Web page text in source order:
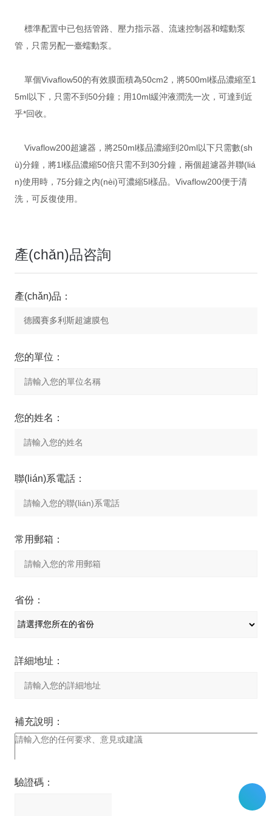
標準配置中已包括管路、壓力指示器、流速控制器和蠕動泵
管，只需另配一臺蠕動泵。
單個Vivaflow50的有效膜面積為50cm2，將500ml樣品濃縮至1
5ml以下，只需不到50分鐘；用10ml緩沖液潤洗一次，可達到近
乎*回收。
Vivaflow200超濾器，將250ml樣品濃縮到20ml以下只需數(sh
ù)分鐘，將1l樣品濃縮50倍只需不到30分鐘，兩個超濾器并聯(liá
n)使用時，75分鐘之內(nèi)可濃縮5l樣品。Vivaflow200便于清
洗，可反復使用。
產(chǎn)品咨詢
產(chǎn)品：
您的單位：
您的姓名：
聯(lián)系電話：
常用郵箱：
省份：
詳細地址：
補充說明：
驗證碼：